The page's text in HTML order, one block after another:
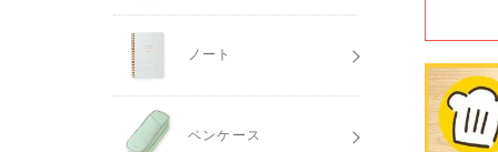
ノート
ペンケース